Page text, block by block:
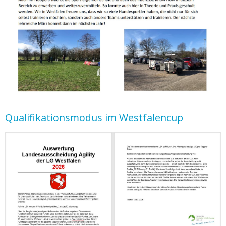
Qualifikationsmodus im Westfalencup